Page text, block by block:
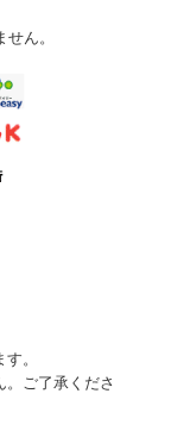
ん。
。
ご了承くださ